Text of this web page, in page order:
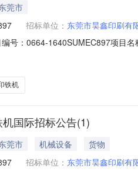
莞市
招标单位： 东莞市昊鑫印刷有
号：0664-1640SUMEC897项目
电产品国际招标投标活动提供公
铁机
国际招标公告(1)
莞市 机械设备
货物
招标单位： 东莞市昊鑫印刷有